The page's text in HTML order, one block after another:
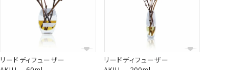
*1 ラウロイルメチルアラニンNa、ココイルメチルタウリン
Na、コカミドプロピルベタイン（すべて洗浄剤）
*2 セラミドNP・セラミドAP・セラミドEOP （保湿成分）
*3 髪・爪の構成成分に似たケラチンタンパクを、毛髪内部
や角質層まで浸透しやすく低分子化した毛髪補修成分（羊
毛由来）
リードディフューザー
リードディフューザー